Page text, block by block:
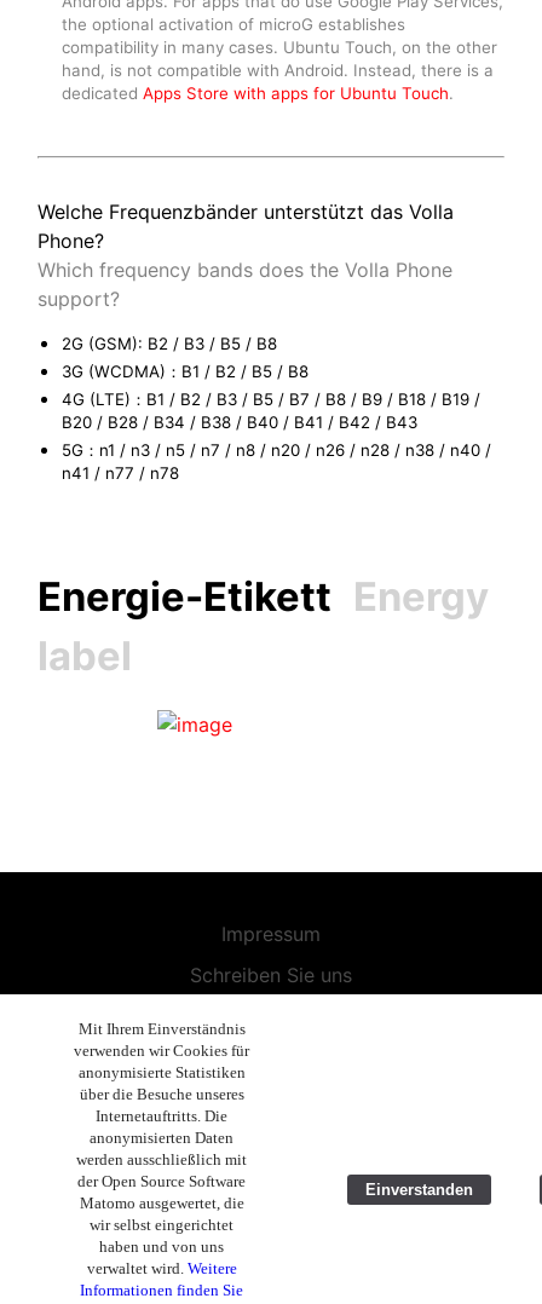
the optional activation of microG establishes
compatibility in many cases. Ubuntu Touch, on the other
hand, is not compatible with Android. Instead, there is a
dedicatedApps Store with apps for Ubuntu Touch.
Welche Frequenzbänder unterstützt das Volla
Phone?
Which frequency bands does the Volla Phone
support?
2G (GSM): B2 / B3 / B5 / B8
3G (WCDMA)：B1 / B2 / B5 / B8
4G (LTE)：B1 / B2 / B3 / B5 / B7 / B8 / B9 / B18 / B19 /
B20 / B28 / B34 / B38 / B40 / B41 / B42 / B43
5G：n1 / n3 / n5 / n7 / n8 / n20 / n26 / n28 / n38 / n40 /
n41 / n77 / n78
Energie-Etikett Energy
label
Impressum
Schreiben Sie uns
Allgemeine Geschäftsbedingungen
Endbenutzer-Lizenzvereinbarung
Datenschutzerklärung
Geschäftsethik
Copyright 2019 - 2026 Volla Systeme GmbH
Mit Ihrem Einverständnis
verwenden wir Cookies für
anonymisierte Statistiken
über die Besuche unseres
Internetauftritts. Die
anonymisierten Daten
werden ausschließlich mit
der Open Source Software
Matomo ausgewertet, die
wir selbst eingerichtet
haben und von uns
verwaltet wird. Weitere
Informationen finden Sie
Einverstanden